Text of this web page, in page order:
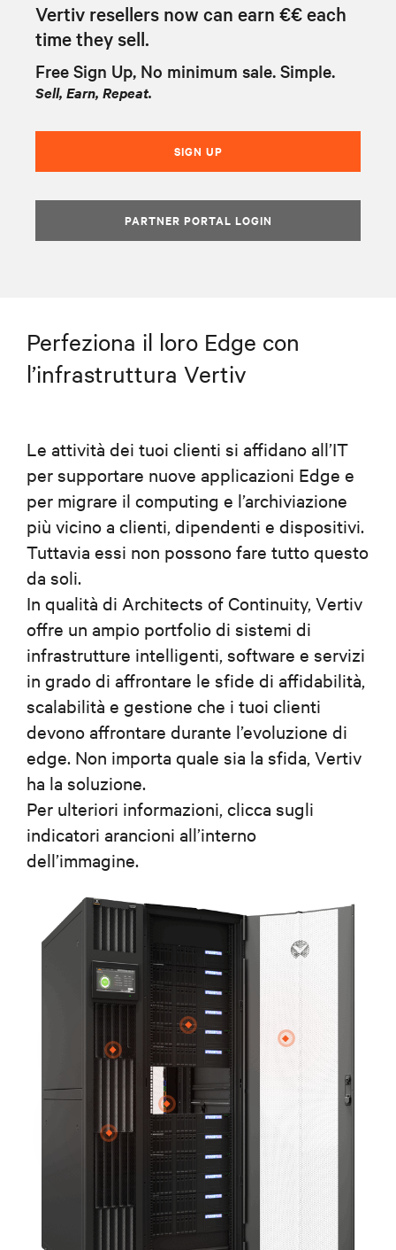
Vertiv resellers now can earn €€ each
time they sell.
Free Sign Up, No minimum sale. Simple.
Sell, Earn, Repeat.
SIGN UP
PARTNER PORTAL LOGIN
Perfeziona il loro Edge con
l’infrastruttura Vertiv
Le attività dei tuoi clienti si affidano all’IT
per supportare nuove applicazioni Edge e
per migrare il computing e l’archiviazione
più vicino a clienti, dipendenti e dispositivi.
Tuttavia essi non possono fare tutto questo
da soli.
In qualità di Architects of Continuity, Vertiv
offre un ampio portfolio di sistemi di
infrastrutture intelligenti, software e servizi
in grado di affrontare le sfide di affidabilità,
scalabilità e gestione che i tuoi clienti
devono affrontare durante l’evoluzione di
edge. Non importa quale sia la sfida, Vertiv
ha la soluzione.
Per ulteriori informazioni, clicca sugli
indicatori arancioni all’interno
dell’immagine.